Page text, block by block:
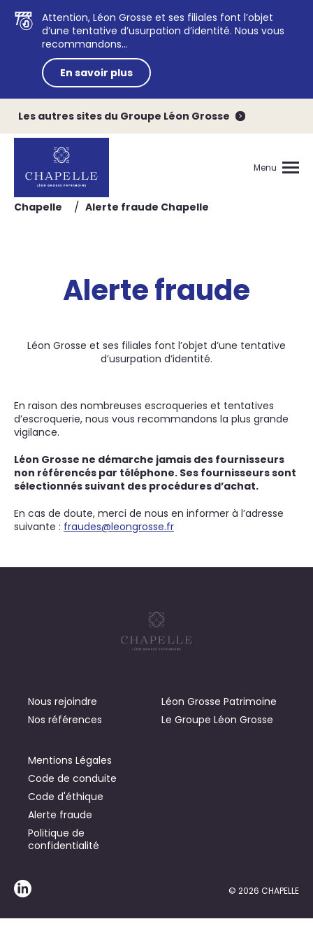
Attention, Léon Grosse et ses filiales font l’objet
d’une tentative d’usurpation d’identité. Nous vous
recommandons...
En savoir plus
Les autres sites du Groupe Léon Grosse
Menu
Chapelle / Alerte fraude Chapelle
Alerte fraude
Léon Grosse et ses filiales font l’objet d’une tentative
d’usurpation d’identité.
En raison des nombreuses escroqueries et tentatives
d’escroquerie, nous vous recommandons la plus grande
vigilance.
Léon Grosse ne démarche jamais des fournisseurs
non référencés par téléphone. Ses fournisseurs sont
sélectionnés suivant des procédures d’achat.
En cas de doute, merci de nous en informer à l’adresse
suivante : fraudes@leongrosse.fr
Nous rejoindre
Nos références
Léon Grosse Patrimoine
Le Groupe Léon Grosse
Mentions Légales
Code de conduite
Code d'éthique
Alerte fraude
Politique de
confidentialité
© 2026 CHAPELLE